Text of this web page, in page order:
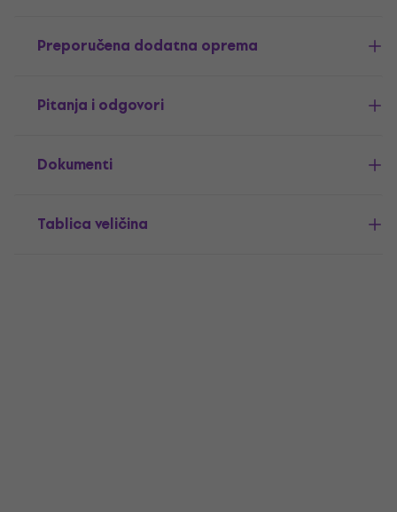
Preporučena dodatna oprema
Pitanja i odgovori
Dokumenti
Tablica veličina